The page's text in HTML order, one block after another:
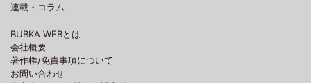
連載・コラム
BUBKA WEBとは
会社概要
著作権/免責事項について
お問い合わせ